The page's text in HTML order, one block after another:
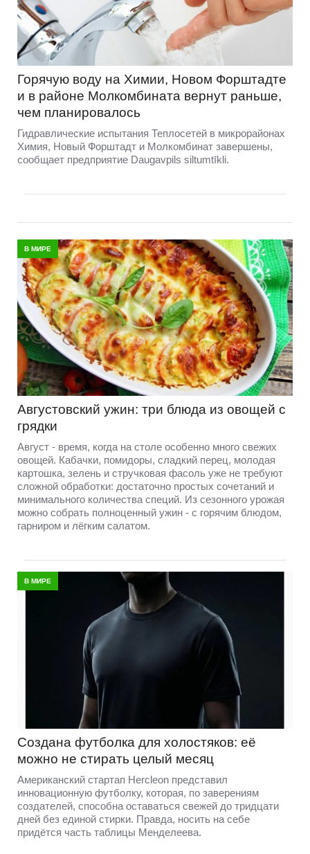
Горячую воду на Химии, Новом Форштадте
и в районе Молкомбината вернут раньше,
чем планировалось
Гидравлические испытания Теплосетей в микрорайонах
Химия, Новый Форштадт и Молкомбинат завершены,
сообщает предприятие Daugavpils siltumtīkli.
В МИРЕ
Августовский ужин: три блюда из овощей с
грядки
Август - время, когда на столе особенно много свежих
овощей. Кабачки, помидоры, сладкий перец, молодая
картошка, зелень и стручковая фасоль уже не требуют
сложной обработки: достаточно простых сочетаний и
минимального количества специй. Из сезонного урожая
можно собрать полноценный ужин - с горячим блюдом,
гарниром и лёгким салатом.
В МИРЕ
Создана футболка для холостяков: её
можно не стирать целый месяц
Американский стартап Hercleon представил
инновационную футболку, которая, по заверениям
создателей, способна оставаться свежей до тридцати
дней без единой стирки. Правда, носить на себе
придётся часть таблицы Менделеева.